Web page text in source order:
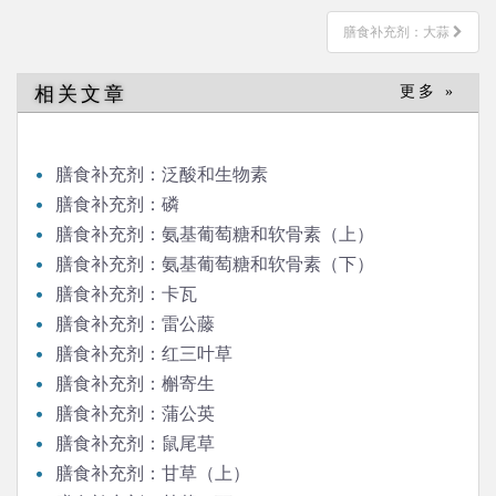
膳食补充剂：大蒜
相关文章 更多 »
膳食补充剂：泛酸和生物素
膳食补充剂：磷
膳食补充剂：氨基葡萄糖和软骨素（上）
膳食补充剂：氨基葡萄糖和软骨素（下）
膳食补充剂：卡瓦
膳食补充剂：雷公藤
膳食补充剂：红三叶草
膳食补充剂：槲寄生
膳食补充剂：蒲公英
膳食补充剂：鼠尾草
膳食补充剂：甘草（上）